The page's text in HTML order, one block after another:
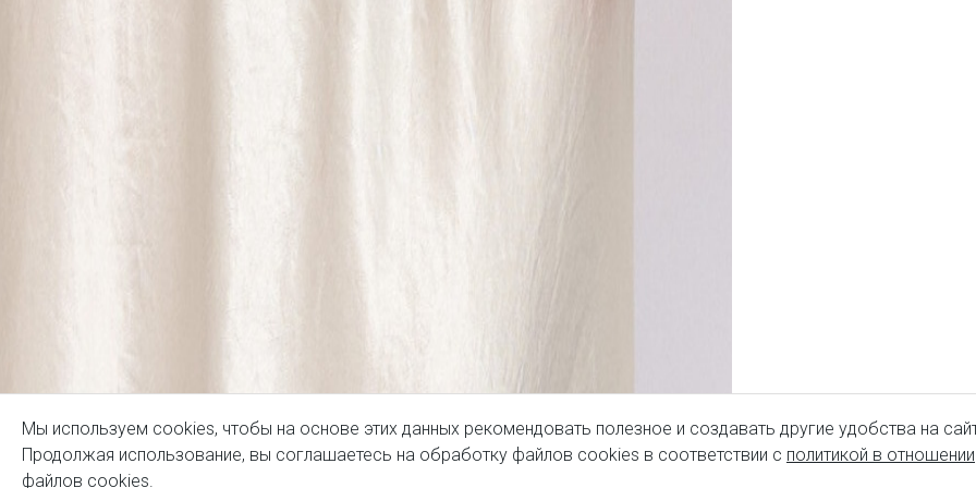
Мы используем cookies, чтобы на основе этих данных рекомендовать полезное и создавать другие удобства на
Продолжая использование, вы соглашаетесь на обработку файлов cookies в соответствии с политикой в отношении
файлов cookies.